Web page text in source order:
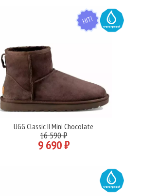
HIT WATER
Подробнее
UGG Classic II Mini Chocolate
16 590 ₽
9 690 ₽
WATER